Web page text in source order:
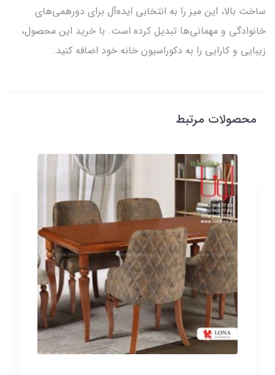
ساخت بالا، این میز را به انتخابی ایده‌آل برای دورهمی‌های
خانوادگی و مهمانی‌ها تبدیل کرده است. با خرید این محصول،
زیبایی و کارایی را به دکوراسیون خانه خود اضافه کنید.
محصولات مرتبط